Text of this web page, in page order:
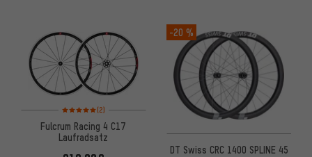
Bewertungen: 5 von 5 basierend auf 2 Bewertungen
(2)
Fulcrum Racing 4 C17
Laufradsatz
-20 %
DT Swiss CRC 1400 SPLINE 45